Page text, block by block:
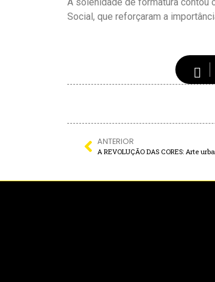
Social, que reforçaram a
ANTERIOR